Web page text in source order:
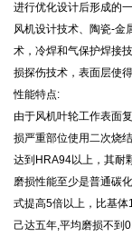
进行优化设计后形成的
风机设计技术、陶瓷-金
术，冷焊和气保护焊接
损探伤技术，表面层使
性能特点:
由于风机叶轮工作表面
损严重部位使用二次烧
达到HRA94以上，其耐
磨损性能至少是普通碳
式提高5倍以上，比基
己达五年,平均磨损不到